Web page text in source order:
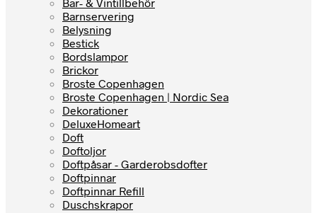
Barnservering
Belysning
Bestick
Bordslampor
Brickor
Broste Copenhagen
Broste Copenhagen | Nordic Sea
Dekorationer
DeluxeHomeart
Doft
Doftoljor
Doftpåsar - Garderobsdofter
Doftpinnar
Doftpinnar Refill
Duschskrapor